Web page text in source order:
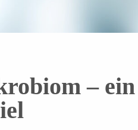
– ein